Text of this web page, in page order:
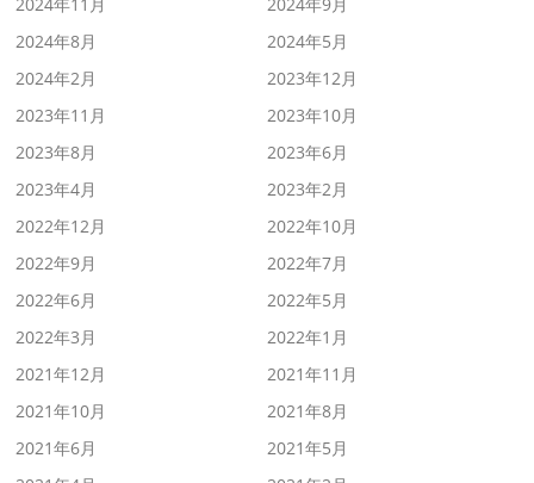
2024年8月
2024年5月
2024年2月
2023年12月
2023年11月
2023年10月
2023年8月
2023年6月
2023年4月
2023年2月
2022年12月
2022年10月
2022年9月
2022年7月
2022年6月
2022年5月
2022年3月
2022年1月
2021年12月
2021年11月
2021年10月
2021年8月
2021年6月
2021年5月